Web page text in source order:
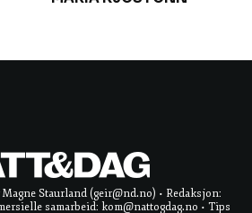
Staurland (geir@nd.no) • Redaksjon:
samarbeid: kom@nattogdag.no • Tips